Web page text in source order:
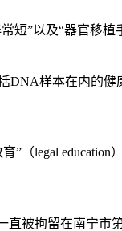
短”以及“器官移
样本在内的健
”（legal education
直被拘留在南宁市